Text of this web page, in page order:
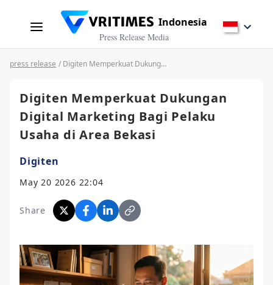
Indonesia
Press Release Media
press release / Digiten Memperkuat Dukungan Digital Marketing Bagi Pelaku Usaha di Area Bekasi
Digiten Memperkuat Dukungan
Digital Marketing Bagi Pelaku
Usaha di Area Bekasi
Digiten
May 20 2026 22:04
Share